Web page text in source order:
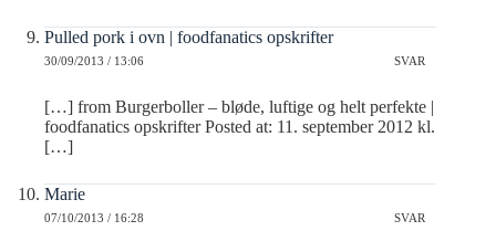
Pulled pork i ovn | foodfanatics opskrifter
30/09/2013 / 13:06 SVAR
[…] from Burgerboller – bløde, luftige og helt perfekte |
foodfanatics opskrifter Posted at: 11. september 2012 kl.
[…]
Marie
07/10/2013 / 16:28 SVAR